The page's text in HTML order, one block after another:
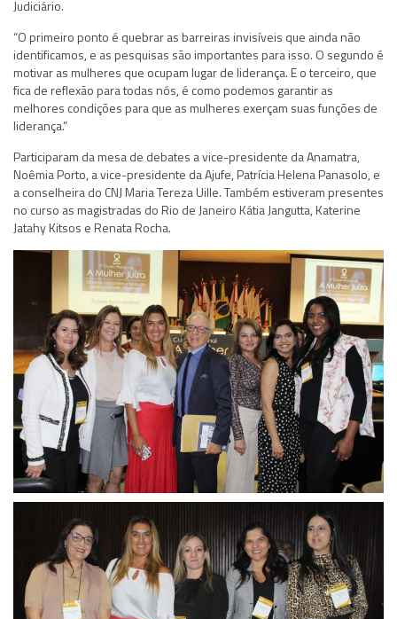
Judiciário.
“O primeiro ponto é quebrar as barreiras invisíveis que ainda não
identificamos, e as pesquisas são importantes para isso. O segundo é
motivar as mulheres que ocupam lugar de liderança. E o terceiro, que
fica de reflexão para todas nós, é como podemos garantir as
melhores condições para que as mulheres exerçam suas funções de
liderança.”
Participaram da mesa de debates a vice-presidente da Anamatra,
Noêmia Porto, a vice-presidente da Ajufe, Patrícia Helena Panasolo, e
a conselheira do CNJ Maria Tereza Uille. Também estiveram presentes
no curso as magistradas do Rio de Janeiro Kátia Jangutta, Katerine
Jatahy Kitsos e Renata Rocha.